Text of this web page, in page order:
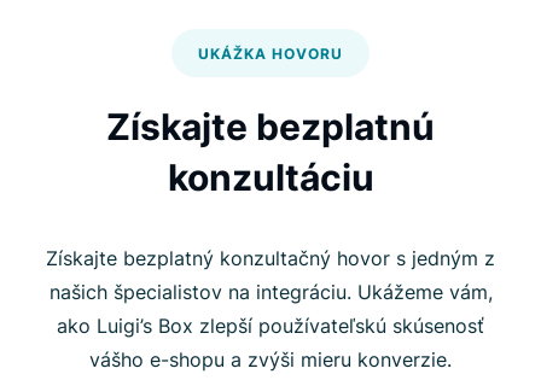
UKÁŽKA HOVORU
Získajte bezplatnú
konzultáciu
Získajte bezplatný konzultačný hovor s jedným z
našich špecialistov na integráciu. Ukážeme vám,
ako Luigi’s Box zlepší používateľskú skúsenosť
vášho e-shopu a zvýši mieru konverzie.